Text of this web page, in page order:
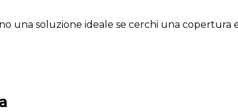
una soluzione ideale se cerchi una copertura